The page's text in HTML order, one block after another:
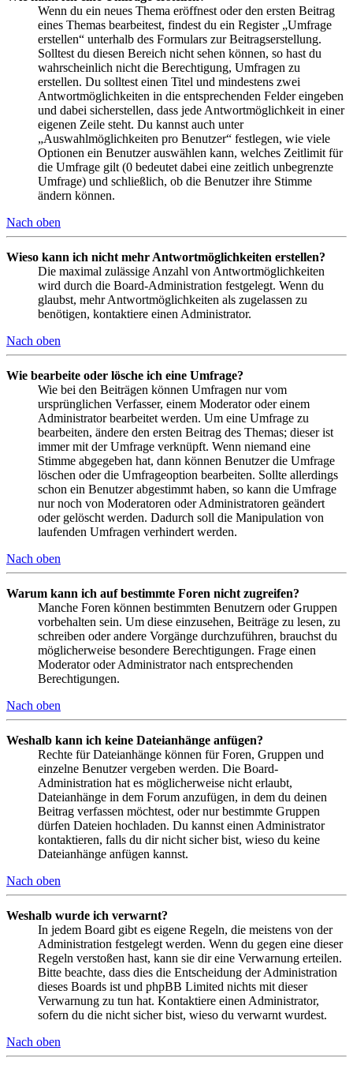
Wenn du ein neues Thema eröffnest oder den ersten Beitrag
eines Themas bearbeitest, findest du ein Register „Umfrage
erstellen“ unterhalb des Formulars zur Beitragserstellung.
Solltest du diesen Bereich nicht sehen können, so hast du
wahrscheinlich nicht die Berechtigung, Umfragen zu
erstellen. Du solltest einen Titel und mindestens zwei
Antwortmöglichkeiten in die entsprechenden Felder eingeben
und dabei sicherstellen, dass jede Antwortmöglichkeit in einer
eigenen Zeile steht. Du kannst auch unter
„Auswahlmöglichkeiten pro Benutzer“ festlegen, wie viele
Optionen ein Benutzer auswählen kann, welches Zeitlimit für
die Umfrage gilt (0 bedeutet dabei eine zeitlich unbegrenzte
Umfrage) und schließlich, ob die Benutzer ihre Stimme
ändern können.
Nach oben
Wieso kann ich nicht mehr Antwortmöglichkeiten erstellen?
Die maximal zulässige Anzahl von Antwortmöglichkeiten
wird durch die Board-Administration festgelegt. Wenn du
glaubst, mehr Antwortmöglichkeiten als zugelassen zu
benötigen, kontaktiere einen Administrator.
Nach oben
Wie bearbeite oder lösche ich eine Umfrage?
Wie bei den Beiträgen können Umfragen nur vom
ursprünglichen Verfasser, einem Moderator oder einem
Administrator bearbeitet werden. Um eine Umfrage zu
bearbeiten, ändere den ersten Beitrag des Themas; dieser ist
immer mit der Umfrage verknüpft. Wenn niemand eine
Stimme abgegeben hat, dann können Benutzer die Umfrage
löschen oder die Umfrageoption bearbeiten. Sollte allerdings
schon ein Benutzer abgestimmt haben, so kann die Umfrage
nur noch von Moderatoren oder Administratoren geändert
oder gelöscht werden. Dadurch soll die Manipulation von
laufenden Umfragen verhindert werden.
Nach oben
Warum kann ich auf bestimmte Foren nicht zugreifen?
Manche Foren können bestimmten Benutzern oder Gruppen
vorbehalten sein. Um diese einzusehen, Beiträge zu lesen, zu
schreiben oder andere Vorgänge durchzuführen, brauchst du
möglicherweise besondere Berechtigungen. Frage einen
Moderator oder Administrator nach entsprechenden
Berechtigungen.
Nach oben
Weshalb kann ich keine Dateianhänge anfügen?
Rechte für Dateianhänge können für Foren, Gruppen und
einzelne Benutzer vergeben werden. Die Board-
Administration hat es möglicherweise nicht erlaubt,
Dateianhänge in dem Forum anzufügen, in dem du deinen
Beitrag verfassen möchtest, oder nur bestimmte Gruppen
dürfen Dateien hochladen. Du kannst einen Administrator
kontaktieren, falls du dir nicht sicher bist, wieso du keine
Dateianhänge anfügen kannst.
Nach oben
Weshalb wurde ich verwarnt?
In jedem Board gibt es eigene Regeln, die meistens von der
Administration festgelegt werden. Wenn du gegen eine dieser
Regeln verstoßen hast, kann sie dir eine Verwarnung erteilen.
Bitte beachte, dass dies die Entscheidung der Administration
dieses Boards ist und phpBB Limited nichts mit dieser
Verwarnung zu tun hat. Kontaktiere einen Administrator,
sofern du die nicht sicher bist, wieso du verwarnt wurdest.
Nach oben